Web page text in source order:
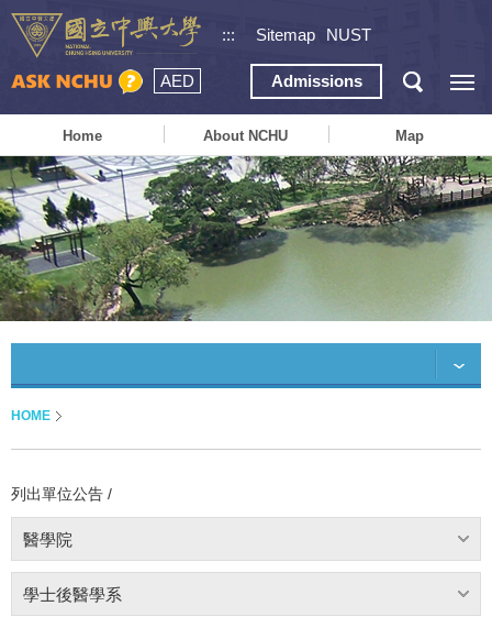
::: Sitemap NUST
AED Admissions
Home About NCHU Map
HOME
列出單位公告 /
醫學院
學士後醫學系